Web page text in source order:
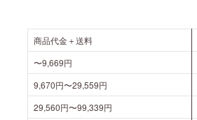
商品代金＋送料
〜9,669円
9,670円〜29,559円
29,560円〜99,339円